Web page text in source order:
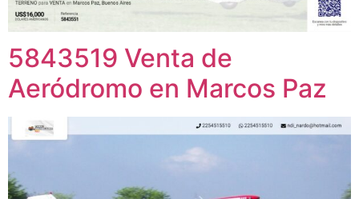
5843519 Venta de
Aeródromo en Marcos Paz